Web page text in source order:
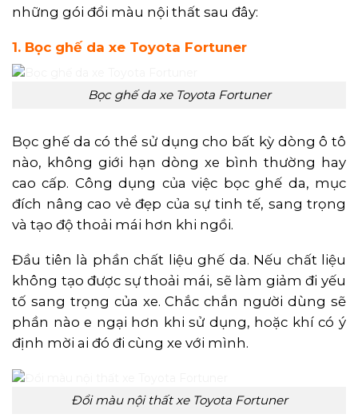
những gói đổi màu nội thất sau đây:
1. Bọc ghế da xe Toyota Fortuner
Bọc ghế da xe Toyota Fortuner
Bọc ghế da có thể sử dụng cho bất kỳ dòng ô tô
nào, không giới hạn dòng xe bình thường hay
cao cấp. Công dụng của việc bọc ghế da, mục
đích nâng cao vẻ đẹp của sự tinh tế, sang trọng
và tạo độ thoải mái hơn khi ngồi.
Đầu tiên là phần chất liệu ghế da. Nếu chất liệu
không tạo được sự thoải mái, sẽ làm giảm đi yếu
tố sang trọng của xe. Chắc chắn người dùng sẽ
phần nào e ngại hơn khi sử dụng, hoặc khí có ý
định mời ai đó đi cùng xe với mình.
Đổi màu nội thất xe Toyota Fortuner